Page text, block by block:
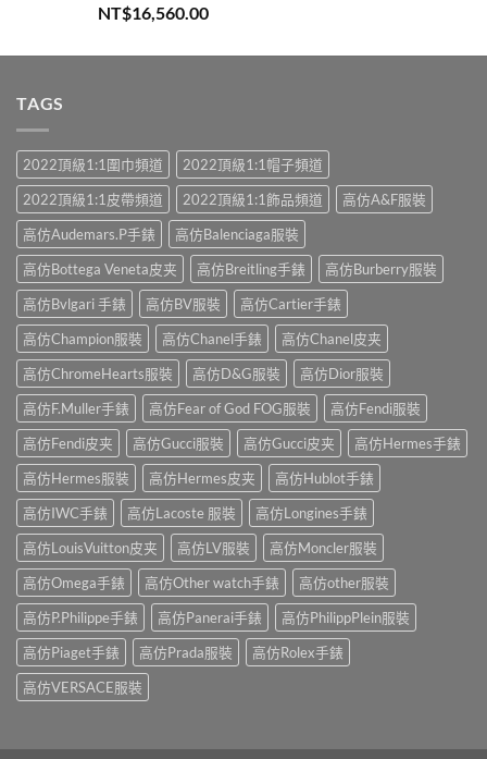
評分5.00
滿分 5
NT$16,560.00
TAGS
2022頂級1:1圍巾頻道
2022頂級1:1帽子頻道
2022頂級1:1皮帶頻道
2022頂級1:1飾品頻道
高仿A&F服裝
高仿Audemars.P手錶
高仿Balenciaga服裝
高仿Bottega Veneta皮夹
高仿Breitling手錶
高仿Burberry服裝
高仿Bvlgari 手錶
高仿BV服裝
高仿Cartier手錶
高仿Champion服裝
高仿Chanel手錶
高仿Chanel皮夹
高仿ChromeHearts服裝
高仿D&G服裝
高仿Dior服裝
高仿F.Muller手錶
高仿Fear of God FOG服裝
高仿Fendi服裝
高仿Fendi皮夹
高仿Gucci服裝 高仿Gucci皮夹
高仿Hermes手錶
高仿Hermes服裝
高仿Hermes皮夹
高仿Hublot手錶
高仿IWC手錶
高仿Lacoste 服裝
高仿Longines手錶
高仿LouisVuitton皮夹
高仿LV服裝
高仿Moncler服裝
高仿Omega手錶
高仿Other watch手錶
高仿other服裝
高仿P.Philippe手錶
高仿Panerai手錶
高仿PhilippPlein服裝
高仿Piaget手錶
高仿Prada服裝
高仿Rolex手錶
高仿VERSACE服裝